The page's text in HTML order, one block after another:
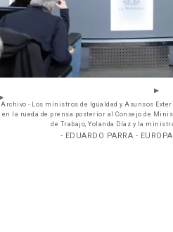
Archivo - Los ministros de Igualdad y Asunsos
en la rueda de prensa posterior al Consejo de
de Trabajo, Yolanda Díaz y la
- EDUARDO PARRA -